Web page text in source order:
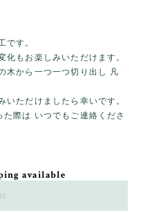
です。
もお楽しみいただけます。
木から一つ一つ切り出し 凡
ただけましたら幸いです。
際は いつでもご連絡くださ
available